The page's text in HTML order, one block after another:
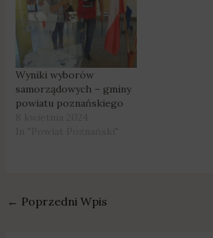
Wyniki wyborów
samorządowych – gminy
powiatu poznańskiego
← Poprzedni Wpis